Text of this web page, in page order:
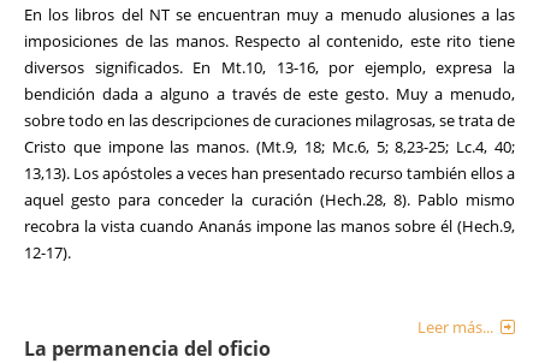
En los libros del NT se encuentran muy a menudo alusiones a las
imposiciones de las manos. Respecto al contenido, este rito tiene
diversos significados. En Mt.10, 13-16, por ejemplo, expresa la
bendición dada a alguno a través de este gesto. Muy a menudo,
sobre todo en las descripciones de curaciones milagrosas, se trata de
Cristo que impone las manos. (Mt.9, 18; Mc.6, 5; 8,23-25; Lc.4, 40;
13,13). Los apóstoles a veces han presentado recurso también ellos a
aquel gesto para conceder la curación (Hech.28, 8). Pablo mismo
recobra la vista cuando Ananás impone las manos sobre él (Hech.9,
12-17).
Leer más...
La permanencia del oficio